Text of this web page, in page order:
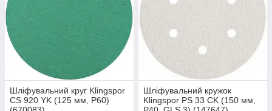
Шліфувальний круг Klingspor
CS 920 YK (125 мм, P60)
Шліфувальний кружок
Klingspor PS 33 CK (150 мм,